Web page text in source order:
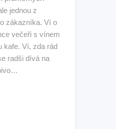
jednou z
zákazníka. Ví o
večeři s vínem
kafe. Ví, zda rád
radši dívá na